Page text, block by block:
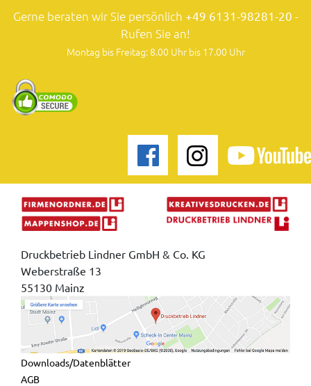
Gerne beraten wir Sie persönlich +49 6131-98281-20 -
Rufen Sie an!
Montag bis Freitag: 8.00 Uhr bis 17.00 Uhr
Druckbetrieb Lindner GmbH & Co. KG
Weberstraße 13
55130 Mainz
Downloads/Datenblätter
AGB